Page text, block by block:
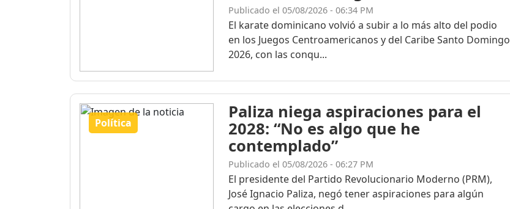
Publicado el 05/08/2026 - 06:34 PM
El karate dominicano volvió a subir a lo más alto del podio
en los Juegos Centroamericanos y del Caribe Santo Domingo
2026, con las conqu...
Política
Paliza niega aspiraciones para el
2028: “No es algo que he
contemplado”
Publicado el 05/08/2026 - 06:27 PM
El presidente del Partido Revolucionario Moderno (PRM),
José Ignacio Paliza, negó tener aspiraciones para algún